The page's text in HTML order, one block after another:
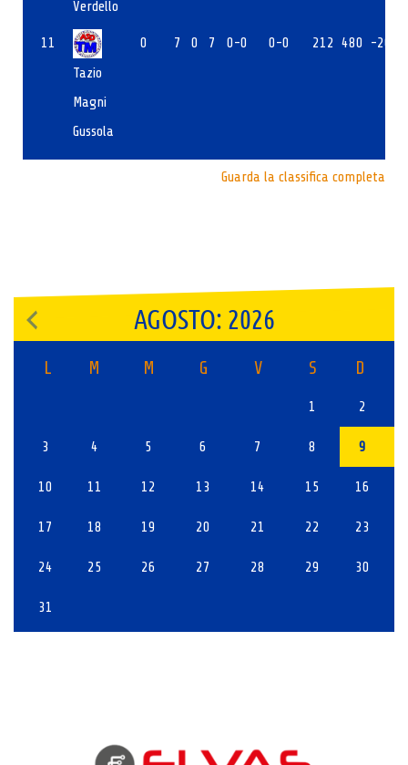
Verdello
11
Tazio
Magni
Gussola
0 7 0 7 0-0 0-0 212 480 -268
Guarda la classifica completa
AGOSTO: 2026
L M M G V S D
1 2
3 4 5 6 7 8 9
10 11 12 13 14 15 16
17 18 19 20 21 22 23
24 25 26 27 28 29 30
31